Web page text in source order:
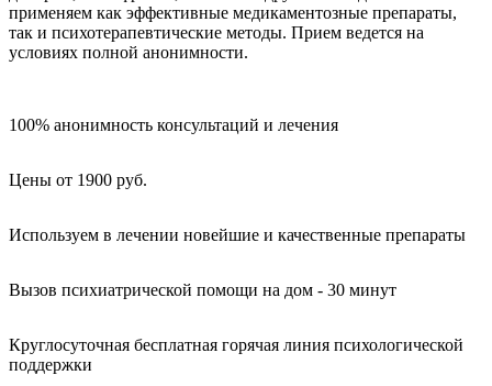
применяем как эффективные медикаментозные препараты,
так и психотерапевтические методы. Прием ведется на
условиях полной анонимности.
100% анонимность консультаций и лечения
Цены от 1900 руб.
Используем в лечении новейшие и качественные препараты
Вызов психиатрической помощи на дом - 30 минут
Круглосуточная бесплатная горячая линия психологической
поддержки